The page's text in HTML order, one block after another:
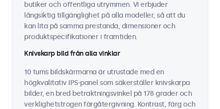
butiker och offentliga utrymmen. Vi erbjuder
långsiktig tillgänglighet på alla modeller, så att du
kan lita på samma prestanda, dimensioner och
produktspecifikationer i framtiden.
Knivskarp bild från alla vinklar
10 tums bildskärmarna är utrustade med en
högkvalitativ IPS-panel som säkerställer knivskarpa
bilder, en bred betraktningsvinkel på 178 grader och
verklighetstrogen färgåtergivning. Kontrast, färg och